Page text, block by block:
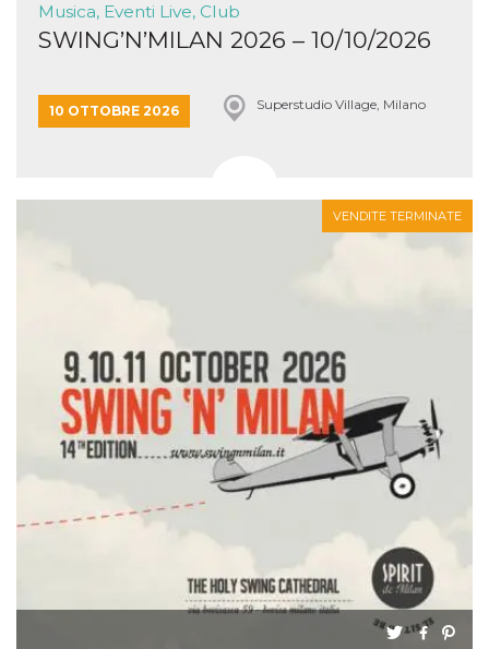
Musica, Eventi Live, Club
SWING’N’MILAN 2026 – 10/10/2026
10 OTTOBRE 2026 Superstudio Village, Milano
VENDITE TERMINATE